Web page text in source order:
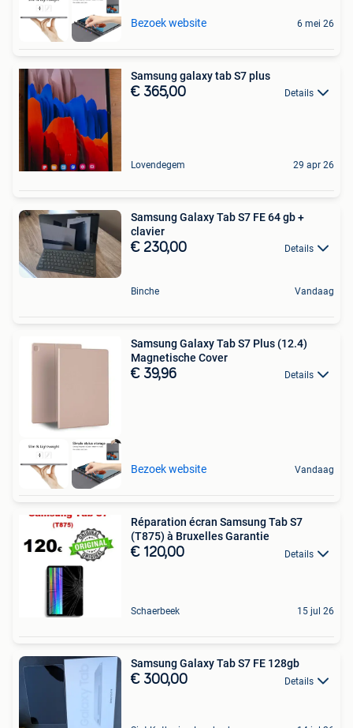
Bezoek website 6 mei 26
Samsung galaxy tab S7 plus
€ 365,00 Details
Lovendegem 29 apr 26
Samsung Galaxy Tab S7 FE 64 gb +
clavier
€ 230,00 Details
Binche Vandaag
Samsung Galaxy Tab S7 Plus (12.4)
Magnetische Cover
€ 39,96 Details
Bezoek website Vandaag
Réparation écran Samsung Tab S7
(T875) à Bruxelles Garantie
€ 120,00 Details
Schaerbeek 15 jul 26
Samsung Galaxy Tab S7 FE 128gb
€ 300,00 Details